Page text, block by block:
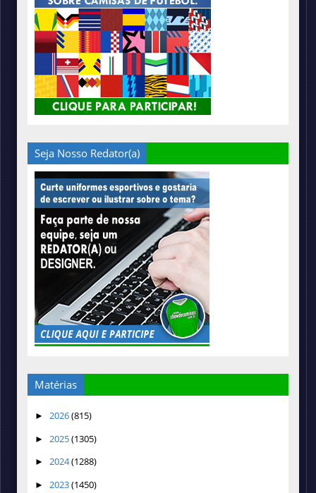
Seja Nosso Redator(a)
Matérias
► 2026(815)
► 2025(1305)
► 2024(1288)
► 2023(1450)